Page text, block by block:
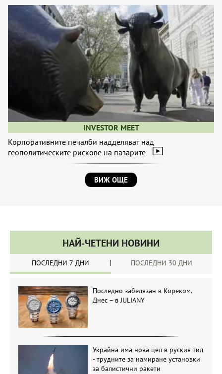
INVESTOR MEET
Корпоративните печалби надделяват над
геополитическите рискове на пазарите
ВИЖ ОЩЕ
НАЙ-ЧЕТЕНИ НОВИНИ
ПОСЛЕДНИ 7 ДНИ ПОСЛЕДНИ 30 ДНИ
Последно забелязан в Кореком.
Днес – в JULIANY
Украйна има нова цел в руския тил
- трудните за намиране установки
за балистични ракети